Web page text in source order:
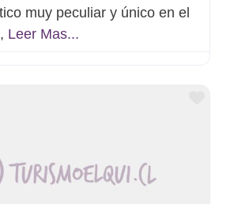
muy peculiar y único en el
Leer Mas...